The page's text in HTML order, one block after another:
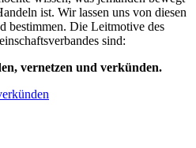
ist. Wir lassen uns von diesen
bestimmen. Die Leitmotive des
sind:
vernetzen und verkünden.